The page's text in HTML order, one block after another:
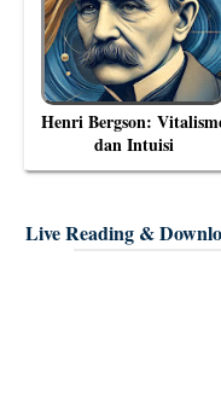
Henri Bergson:
dan Intuisi
Live Reading &